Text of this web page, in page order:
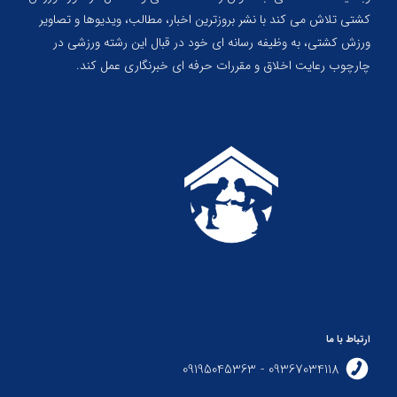
کشتی تلاش می کند با نشر بروزترین اخبار، مطالب، ویدیوها و تصاویر
ورزش کشتی، به وظیفه رسانه ای خود در قبال این رشته ورزشی در
چارچوب رعایت اخلاق و مقررات حرفه ای خبرنگاری عمل کند.
ارتباط با ما
09367034118 - 09195045363